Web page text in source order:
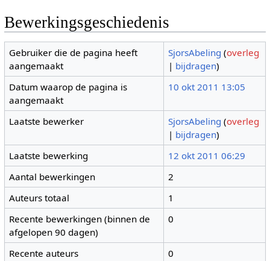
Bewerkingsgeschiedenis
Gebruiker die de pagina heeft
aangemaakt
SjorsAbeling (overleg
| bijdragen)
Datum waarop de pagina is
aangemaakt
10 okt 2011 13:05
Laatste bewerker SjorsAbeling (overleg
| bijdragen)
Laatste bewerking
12 okt 2011 06:29
Aantal bewerkingen
2
Auteurs totaal
1
Recente bewerkingen (binnen de
afgelopen 90 dagen)
0
Recente auteurs 0